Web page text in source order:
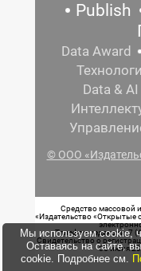
Publish
Data Award
Data & AI
© ООО
Средство массовой
«Издательство «Открытые
Телефон редакции: 7
Свидетельство о
05 июня
Мы используем cookie,
Оставаясь на сайте,
cookie. Подробнее см.